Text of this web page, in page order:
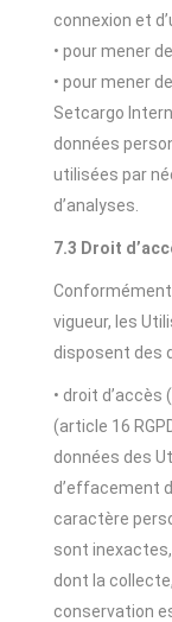
connexion et
• pour mener
• pour mener
Setcargo
données
utilisées par
d’analyses.
7.3 Droit
vigueur, les
disposent des
• droit
(article 16
données des
d’effacement
caractère
sont
dont la
conservation